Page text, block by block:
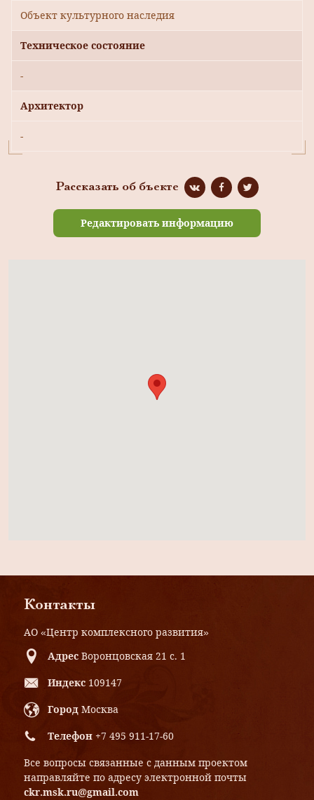
Объект культурного наследия
Техническое состояние
-
Архитектор
-
Рассказать об бъекте
Редактировать информацию
Контакты
АО «Центр комплексного развития»
Адрес Воронцовская 21 с. 1
Индекс 109147
Город Москва
Телефон +7 495 911-17-60
Все вопросы связанные с данным проектом
направляйте по адресу электронной почты
ckr.msk.ru@gmail.com